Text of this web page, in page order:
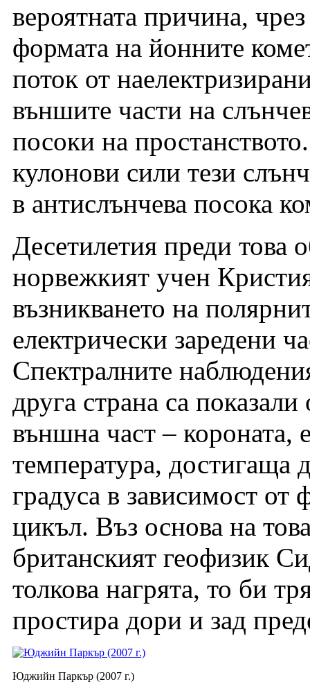
вероятната причина,
формата на йонните
поток от
външите части на
посоки на
кулонови сили тези
в антислънчева посока
Десетилетия преди това
норвежкият учен
възникването на
електрически заредени
Спектралните
друга страна са
външна част – короната,
температура, достигаща
градуса в зависимост от
цикъл. Въз основа на
британският геофизик
толкова нагрята, то би
простира дори и зад
Юджийн Паркър (2007 г.)